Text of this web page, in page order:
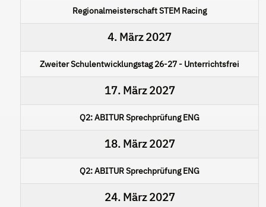
Regionalmeisterschaft STEM Racing
4. März 2027
Zweiter Schulentwicklungstag 26-27 - Unterrichtsfrei
17. März 2027
Q2: ABITUR Sprechprüfung ENG
18. März 2027
Q2: ABITUR Sprechprüfung ENG
24. März 2027